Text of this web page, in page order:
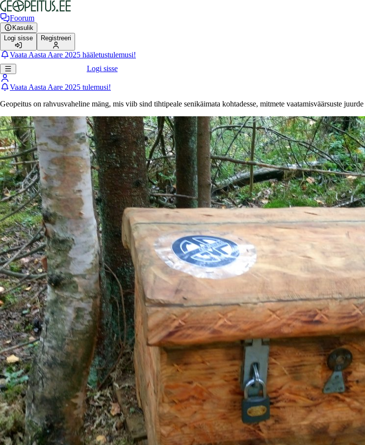
Foorum
Kasulik
Logi sisse
Registreeri
Vaata Aasta Aare 2025 hääletustulemusi!
Logi sisse
Vaata Aasta Aare 2025 tulemusi!
Geopeitus on rahvusvaheline mäng, mis viib sind tihtipeale senikäimata kohtadesse, mitmete vaatamisväärsuste